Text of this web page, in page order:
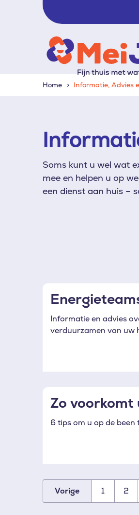
Home Informatie, Advies
Soms kunt u wel wat
mee en helpen u op
een dienst aan huis –
Informatie en advies
verduurzamen van uw
Zo voorkomt
6 tips om u op de been
Paginatie
Vorige 1 2